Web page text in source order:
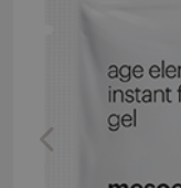
Previous